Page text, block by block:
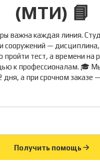
(МТИ) 📘
важна каждая линия.
сооружений —
тест, а времени на
к профессионалам. 🎓
дня, а при срочном заказе
Получить помощь